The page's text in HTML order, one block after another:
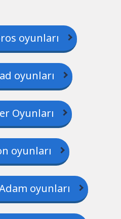
oyunları
oyunları
Oyunları
oyunları
oyunları